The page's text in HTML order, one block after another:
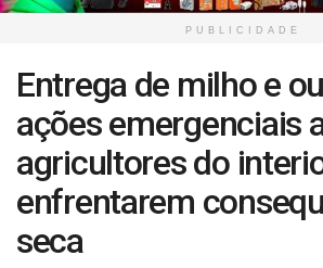
PUBLICIDADE
Entrega de milho e
ações emergenciais
agricultores do
enfrentarem
seca